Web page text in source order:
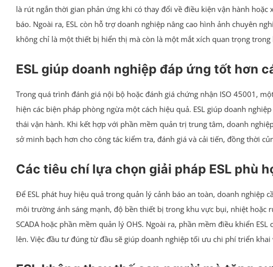
là rút ngắn thời gian phản ứng khi có thay đổi về điều kiện vận hành
báo. Ngoài ra, ESL còn hỗ trợ doanh nghiệp nâng cao hình ảnh chuyên
không chỉ là một thiết bị hiển thị mà còn là một mắt xích quan trọng
ESL giúp doanh nghiệp đáp ứng tốt hơn
Trong quá trình đánh giá nội bộ hoặc đánh giá chứng nhận ISO 45001,
hiện các biện pháp phòng ngừa một cách hiệu quả. ESL giúp doanh
thái vận hành. Khi kết hợp với phần mềm quản trị trung tâm, doanh
sở minh bạch hơn cho công tác kiểm tra, đánh giá và cải tiến, đồng thời
Các tiêu chí lựa chọn giải pháp ESL phù
Để ESL phát huy hiệu quả trong quản lý cảnh báo an toàn, doanh
môi trường ánh sáng mạnh, độ bền thiết bị trong khu vực bụi, nhiệt hoặc
SCADA hoặc phần mềm quản lý OHS. Ngoài ra, phần mềm điều khiển
lên. Việc đầu tư đúng từ đầu sẽ giúp doanh nghiệp tối ưu chi phí triển